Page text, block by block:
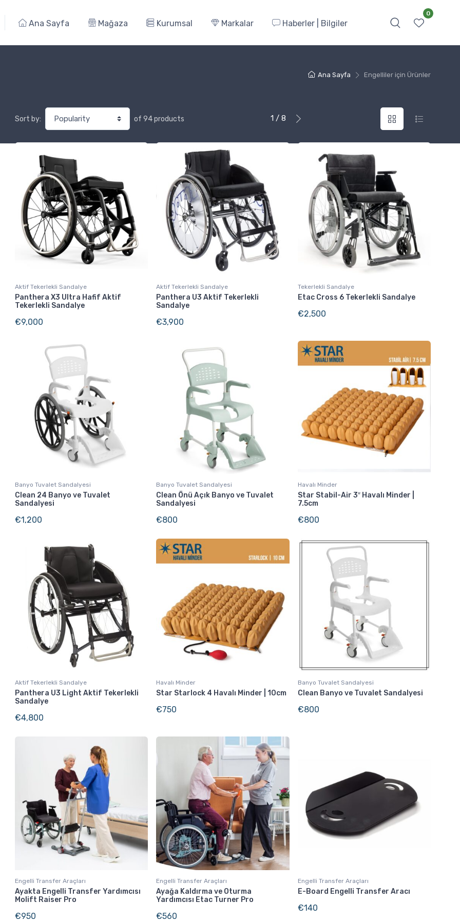
0
Ana Sayfa Mağaza Kurumsal Markalar Haberler | Bilgiler
Ana Sayfa Engelliler için Ürünler
Sort by: of 94 products 1 / 8
Aktif Tekerlekli Sandalye
Panthera X3 Ultra Hafif Aktif
Tekerlekli Sandalye
€9,000
Aktif Tekerlekli Sandalye
Panthera U3 Aktif Tekerlekli
Sandalye
€3,900
Tekerlekli Sandalye
Etac Cross 6 Tekerlekli Sandalye
€2,500
Banyo Tuvalet Sandalyesi
Clean 24 Banyo ve Tuvalet
Sandalyesi
€1,200
Banyo Tuvalet Sandalyesi
Clean Önü Açık Banyo ve Tuvalet
Sandalyesi
€800
Havalı Minder
Star Stabil-Air 3″ Havalı Minder |
7.5cm
€800
Aktif Tekerlekli Sandalye
Panthera U3 Light Aktif Tekerlekli
Sandalye
€4,800
Havalı Minder
Star Starlock 4 Havalı Minder | 10cm
€750
Banyo Tuvalet Sandalyesi
Clean Banyo ve Tuvalet Sandalyesi
€800
Engelli Transfer Araçları
Ayakta Engelli Transfer Yardımcısı
Molift Raiser Pro
€950
Engelli Transfer Araçları
Ayağa Kaldırma ve Oturma
Yardımcısı Etac Turner Pro
€560
Engelli Transfer Araçları
E-Board Engelli Transfer Aracı
€140